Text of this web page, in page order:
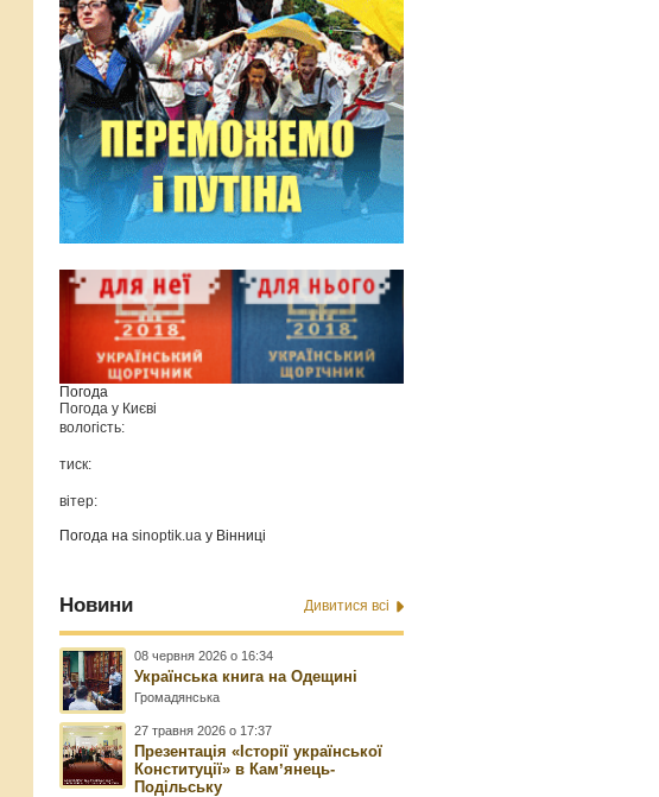
Погода
Погода у Києві
вологість:
тиск:
вітер:
Погода наsinoptik.ua у Вінниці
Новини Дивитися всі
08 червня 2026 о 16:34
Українська книга на Одещині
Громадянська
27 травня 2026 о 17:37
Презентація «Історії української
Конституції» в Камʼянець-
Подільську